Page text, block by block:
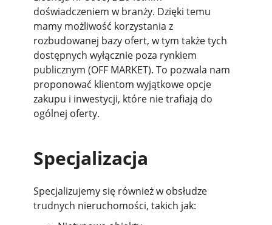
doświadczeniem w branży. Dzięki temu
mamy możliwość korzystania z
rozbudowanej bazy ofert, w tym także tych
dostępnych wyłącznie poza rynkiem
publicznym (OFF MARKET). To pozwala nam
proponować klientom wyjątkowe opcje
zakupu i inwestycji, które nie trafiają do
ogólnej oferty.
Specjalizacja
Specjalizujemy się również w obsłudze
trudnych nieruchomości, takich jak: